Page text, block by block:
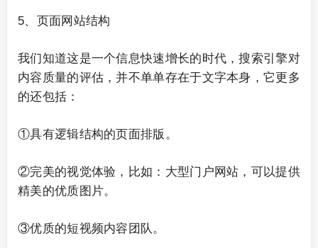
5、页面网站结构
我们知道这是一个信息快速增长的时代，搜索引擎对
内容质量的评估，并不单单存在于文字本身，它更多
的还包括：
①具有逻辑结构的页面排版。
②完美的视觉体验，比如：大型门户网站，可以提供
精美的优质图片。
③优质的短视频内容团队。